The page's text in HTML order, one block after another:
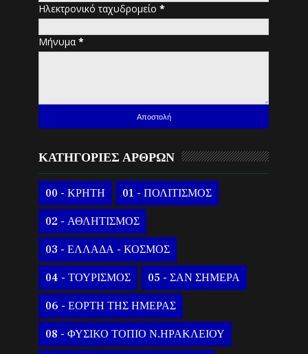
Ηλεκτρονικό ταχυδρομείο*
Μήνυμα*
ΚΑΤΗΓΟΡΙΕΣ ΑΡΘΡΩΝ
00 - ΚΡΗΤΗ 01 - ΠΟΛΙΤΙΣΜΟΣ
02 - ΑΘΛΗΤΙΣΜΟΣ
03 - ΕΛΛΑΔΑ - ΚΟΣΜΟΣ
04 - ΤΟΥΡΙΣΜΟΣ 05 - ΣΑΝ ΣΗΜΕΡΑ
06 - ΕΟΡΤΗ ΤΗΣ ΗΜΕΡΑΣ
08 - ΦΥΣΙΚΟ ΤΟΠΙΟ Ν.ΗΡΑΚΛΕΙΟΥ